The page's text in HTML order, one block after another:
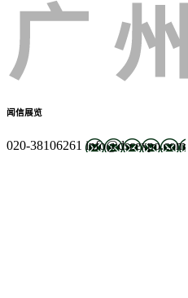
闻信展览
020-38106261 info@dscexpo.com